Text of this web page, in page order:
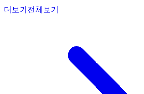
더보기 전체보기